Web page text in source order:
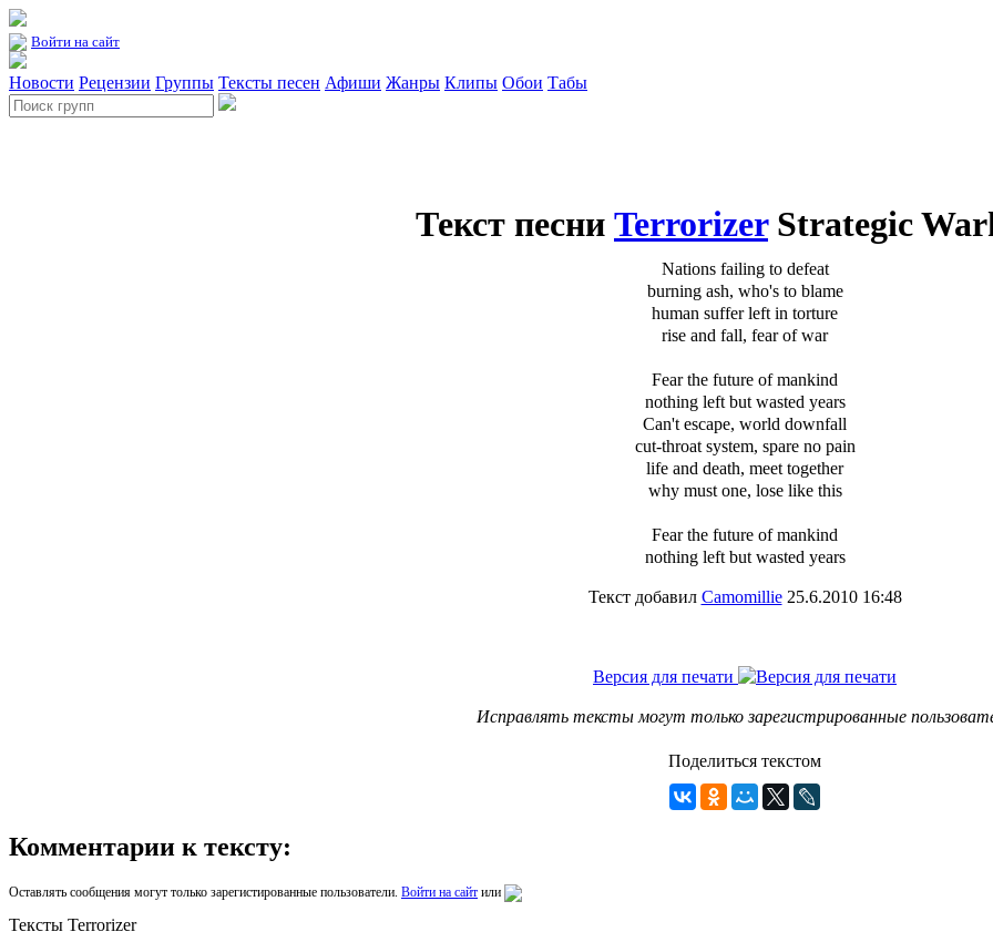
Войти на сайт
Новости Рецензии Группы Тексты песен Афиши Жанры Клипы Обои Табы
Текст песни TerrorizerStrategic
Nations failing to defeat
burning ash, who's to blame
human suffer left in torture
rise and fall, fear of war
Fear the future of mankind
nothing left but wasted years
Can't escape, world downfall
cut-throat system, spare no pain
life and death, meet together
why must one, lose like this
Fear the future of mankind
nothing left but wasted years
Текст добавил Camomillie25.6.2010 16:48
Версия для печати
Исправлять тексты могут только зарегистрированные
Поделиться текстом
Комментарии к тексту:
Оставлять сообщения могут только зарегистированные пользователи. Войти на сайт или
Тексты Terrorizer